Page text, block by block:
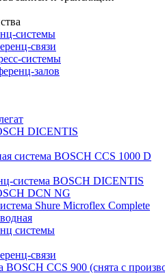
системы
связи
системы
залов
DICENTIS
система BOSCH CCS 1000 D
система BOSCH DICENTIS
DCN NG
Shure Microflex Complete
системы
связи
BOSCH CCS 900 (снята с